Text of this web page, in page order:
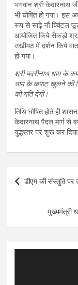
भगवान श्री केदारनाथ
भी घोषित हो गया। इस
रूप से साढ़े नौ क्विंटल
आयोजित किये सैकड़ो
उखीमठ में दर्शन किये
हो गया।
श्री बदरीनाथ धाम के
धाम के कपाट खुलने की
को गति देगी।
तिथि घोषित होते ही
केदारनाथ पैदल मार्ग से
युद्धस्तर पर शुरू कर
Post
navigation
डीएम की संस्तुति
मुख्यमंत्री